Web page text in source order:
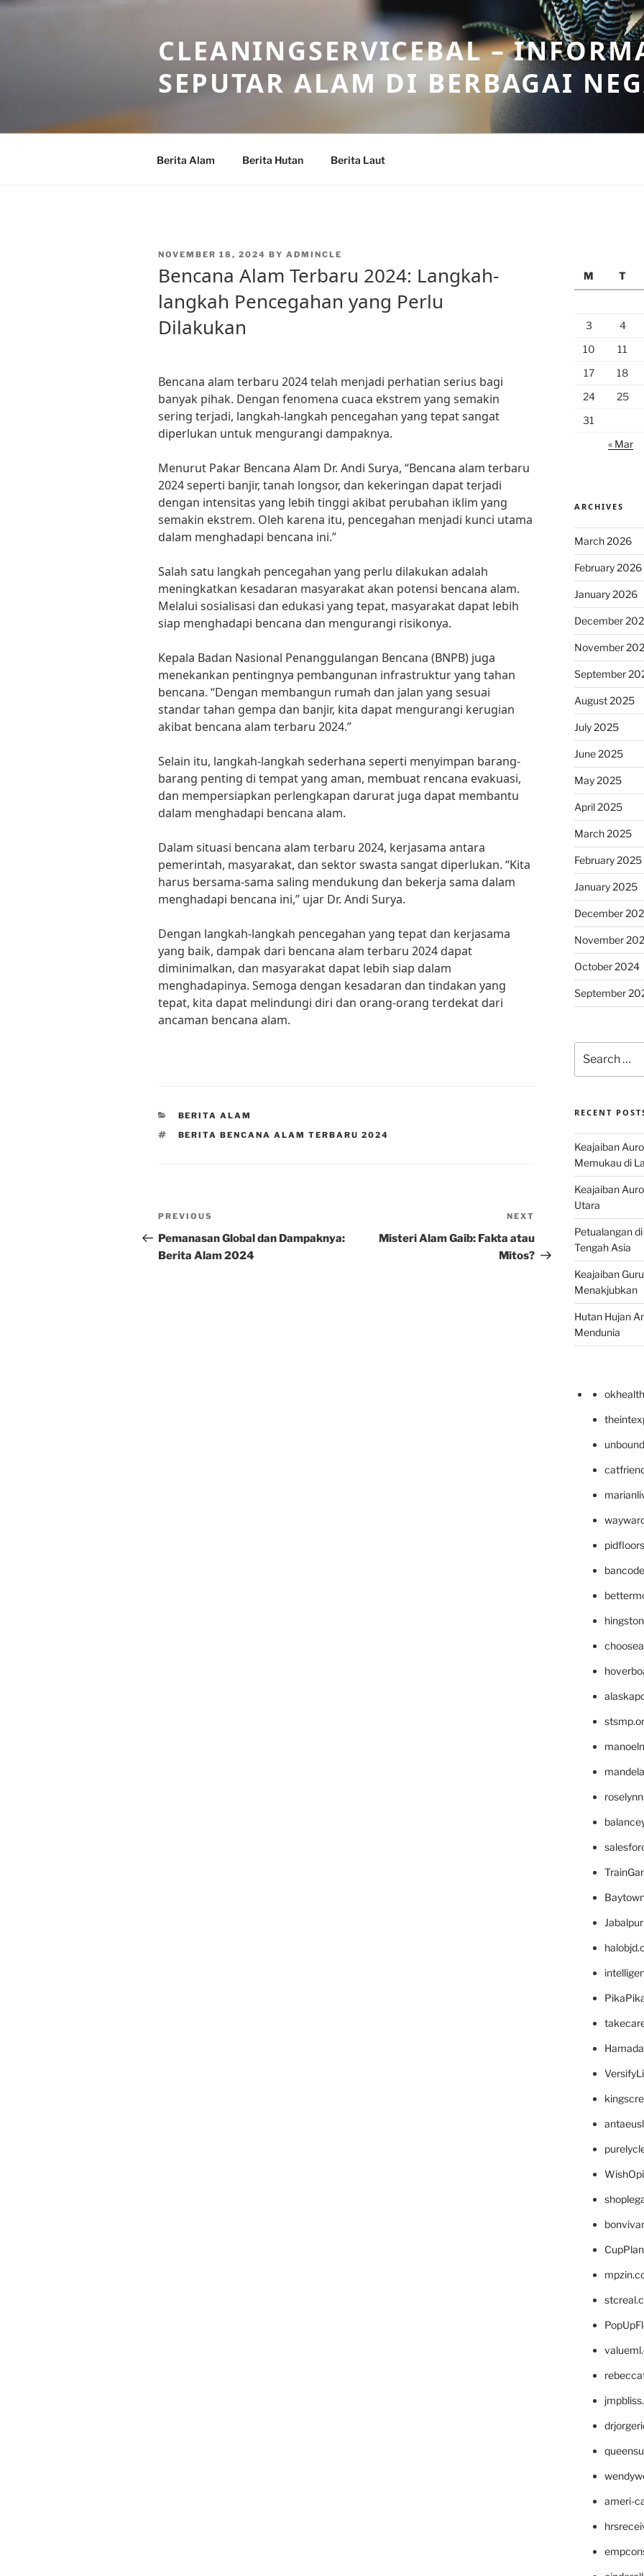
Skip
CLEANINGSERVICEBAL –
SEPUTAR ALAM DI BERBAGAI
Berita Alam Berita Hutan Berita Laut
POSTED
NOVEMBER 18, 2024 BY ADMINCLE
Bencana Alam Terbaru 2024: Langkah-
langkah Pencegahan yang Perlu
Dilakukan
Bencana alam terbaru 2024 telah menjadi perhatian serius bagi
banyak pihak. Dengan fenomena cuaca ekstrem yang semakin
sering terjadi, langkah-langkah pencegahan yang tepat sangat
diperlukan untuk mengurangi dampaknya.
Menurut Pakar Bencana Alam Dr. Andi Surya, “Bencana alam terbaru
2024 seperti banjir, tanah longsor, dan kekeringan dapat terjadi
dengan intensitas yang lebih tinggi akibat perubahan iklim yang
semakin ekstrem. Oleh karena itu, pencegahan menjadi kunci utama
dalam menghadapi bencana ini.”
Salah satu langkah pencegahan yang perlu dilakukan adalah
meningkatkan kesadaran masyarakat akan potensi bencana alam.
Melalui sosialisasi dan edukasi yang tepat, masyarakat dapat lebih
siap menghadapi bencana dan mengurangi risikonya.
Kepala Badan Nasional Penanggulangan Bencana (BNPB) juga
menekankan pentingnya pembangunan infrastruktur yang tahan
bencana. “Dengan membangun rumah dan jalan yang sesuai
standar tahan gempa dan banjir, kita dapat mengurangi kerugian
akibat bencana alam terbaru 2024.”
Selain itu, langkah-langkah sederhana seperti menyimpan barang-
barang penting di tempat yang aman, membuat rencana evakuasi,
dan mempersiapkan perlengkapan darurat juga dapat membantu
dalam menghadapi bencana alam.
Dalam situasi bencana alam terbaru 2024, kerjasama antara
pemerintah, masyarakat, dan sektor swasta sangat diperlukan. “Kita
harus bersama-sama saling mendukung dan bekerja sama dalam
menghadapi bencana ini,” ujar Dr. Andi Surya.
Dengan langkah-langkah pencegahan yang tepat dan kerjasama
yang baik, dampak dari bencana alam terbaru 2024 dapat
diminimalkan, dan masyarakat dapat lebih siap dalam
menghadapinya. Semoga dengan kesadaran dan tindakan yang
tepat, kita dapat melindungi diri dan orang-orang terdekat dari
ancaman bencana alam.
CATEGORIES
BERITA ALAM
TAGS
BERITA BENCANA ALAM TERBARU 2024
Post
navigation
Previous
Post
PREVIOUS
Pemanasan Global dan Dampaknya:
Berita Alam 2024
Post
NEXT
Misteri Alam Gaib: Fakta atau
Mitos?
M
T
3
4
10
11
17
18
24
25
31
« Mar
ARCHIVES
March 2026
February 2026
January 2026
December
November
September
August 2025
July 2025
June 2025
May 2025
April 2025
March 2025
February 2025
January 2025
December
November
October 2024
September
for:
RECENT
Keajaiban
Memukau di
Keajaiban
Utara
Petualangan
Tengah Asia
Keajaiban
Menakjubkan
Hutan Hujan
Mendunia
ameri-